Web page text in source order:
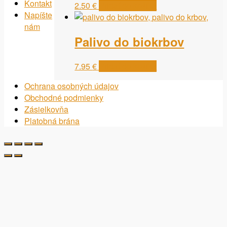
si
môžete
2.50€
Palivo do biokrbov
7.95€
Kontakt
Napíšte
nám
Ochrana osobných údajov
Obchodné podmienky
Zásielkovňa
Platobná brána